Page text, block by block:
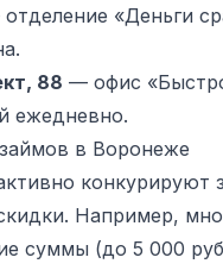
«Деньги
88 — офис
ежедневно.
в Воронеже
конкурируют
Например,
суммы (до 5 000